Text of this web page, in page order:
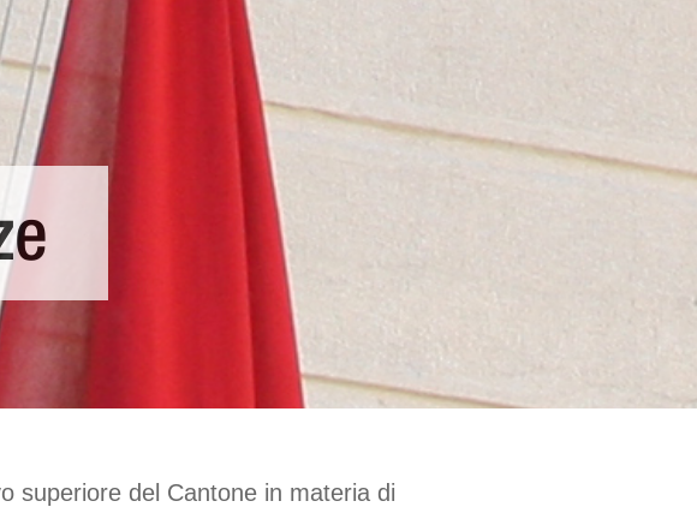
superiore del Cantone in materia di